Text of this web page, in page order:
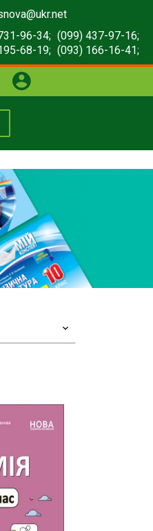
96-34; (099) 437-97-16;
68-19; (093) 166-16-41;
▾